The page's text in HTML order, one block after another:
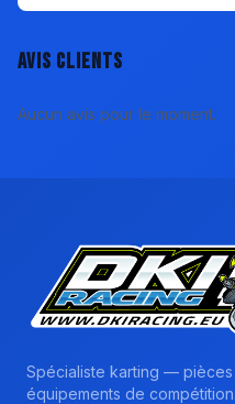
Avis clients
Aucun avis pour le moment.
Spécialiste karting —
équipements de compétition.